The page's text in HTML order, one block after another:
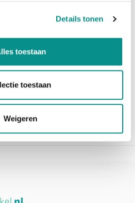
Details tonen
toestaan
toestaan
Weigeren
MacBook Air 2012 maakt u
wilt blijven gebruiken als
de SSD uit de MacBook Air
envoy kit